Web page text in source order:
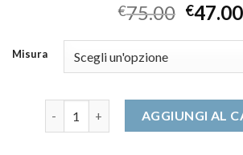
€75.00 €47.00
Misura
sun68 uomo quantitàAGGIUNGI AL